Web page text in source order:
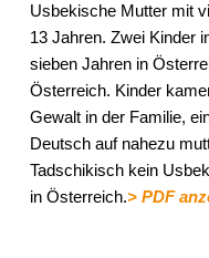
Usbekische Mutter mit
13 Jahren. Zwei Kinder
sieben Jahren in
Österreich. Kinder
Gewalt in der Familie,
Deutsch auf nahezu
Tadschikisch kein
in Österreich.> PDF